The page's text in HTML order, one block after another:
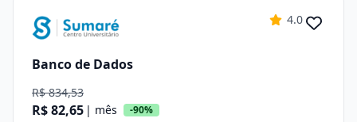
4.0
Banco de Dados
R$ 834,53
R$ 82,65 | mês -90%